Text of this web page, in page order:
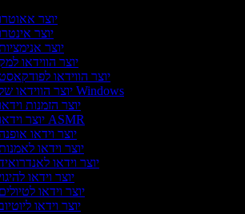
יוצר
יוצר
יוצר
יוצר הווידאו
יוצר הווידאו
יוצר הווידאו של Windows
יוצר הזמנות
יוצר וידאו ASMR
יוצר וידאו
יוצר וידאו
יוצר וידאו
יוצר וידאו
יוצר וידאו
יוצר וידאו